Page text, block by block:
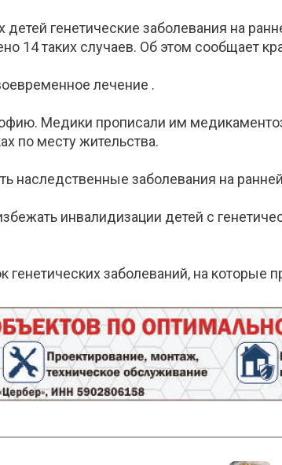
генетические заболевания на
14 таких случаев. Об этом сообщает
лечение .
Медики прописали им
по месту жительства.
наследственные заболевания на
инвалидизации детей с
генетических заболеваний, на